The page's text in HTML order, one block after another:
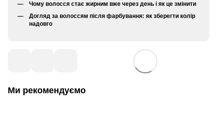
Чому волосся стає жирним вже через день і як це змінити
Догляд за волоссям після фарбування: як зберегти колір
надовго
Ми рекомендуємо